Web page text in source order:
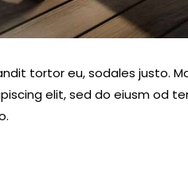
tortor eu, sodales justo.
elit, sed do eiusm od